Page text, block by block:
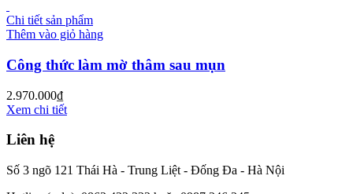
Chi tiết sản phẩm
Thêm vào giỏ hàng
Công thức làm mờ thâm sau mụn
2.970.000₫
Xem chi tiết
Liên hệ
Số 3 ngõ 121 Thái Hà - Trung Liệt - Đống Đa - Hà Nội